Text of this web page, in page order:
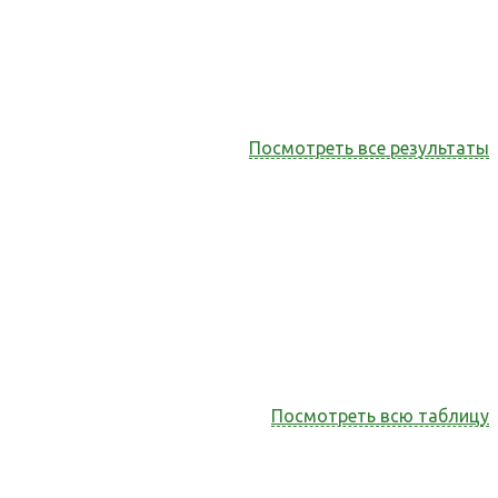
Посмотреть все результаты
Посмотреть всю таблицу